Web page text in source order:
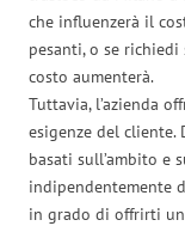
che influenzerà il
pesanti, o se
costo aumenterà.
Tuttavia, l’azienda
esigenze del
basati sull’ambito e
indipendentemente
in grado di offrirti